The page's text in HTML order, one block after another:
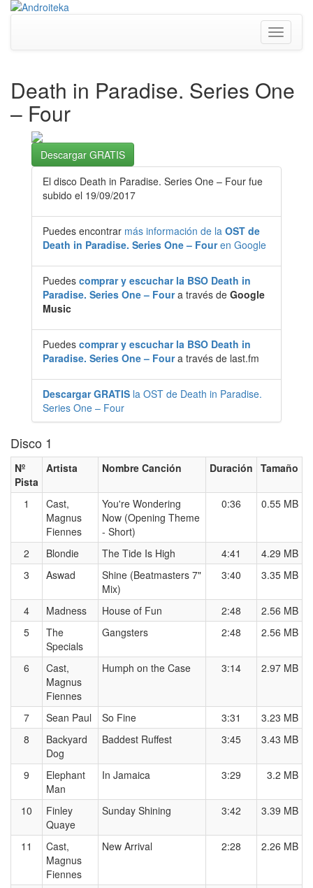
Toggle
Death in Paradise. Series One
– Four
Descargar GRATIS
El disco Death in Paradise. Series One – Four fue
subido el 19/09/2017
Puedes encontrar más información de la OST de
Death in Paradise. Series One – Fouren Google
Puedes comprar y escuchar la BSO Death in
Paradise. Series One – Foura través de Google
Music
Puedes comprar y escuchar la BSO Death in
Paradise. Series One – Foura través de last.fm
Descargar GRATIS la OST de Death in Paradise.
Series One – Four
Disco 1
Nº
Pista
Artista Nombre Canción Duración Tamaño
1
Cast,
Magnus
Fiennes
You're Wondering
Now (Opening Theme
- Short)
0:36 0.55 MB
2 Blondie The Tide Is High 4:41
4.29 MB
3
Aswad
Shine (Beatmasters 7"
Mix)
3:40 3.35 MB
4 Madness House of Fun 2:48
2.56 MB
5
The
Specials
Gangsters 2:48 2.56 MB
6
Cast,
Magnus
Fiennes
Humph on the Case 3:14 2.97 MB
7 Sean Paul So Fine 3:31
3.23 MB
8
Backyard
Dog
Baddest Ruffest 3:45 3.43 MB
9
Elephant
Man
In Jamaica 3:29 3.2 MB
10
Finley
Quaye
Sunday Shining 3:42 3.39 MB
11
Cast,
Magnus
Fiennes
New Arrival 2:28 2.26 MB